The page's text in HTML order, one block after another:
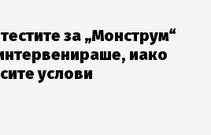
за „Монструм“
иако
услови